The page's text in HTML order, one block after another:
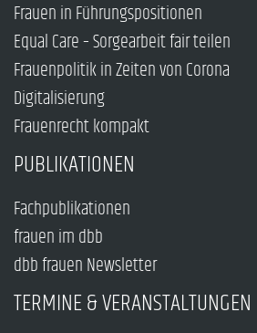
Frauen in Führungspositionen
Equal Care – Sorgearbeit fair teilen
Frauenpolitik in Zeiten von Corona
Digitalisierung
Frauenrecht kompakt
PUBLIKATIONEN
Fachpublikationen
frauen im dbb
dbb frauen Newsletter
TERMINE & VERANSTALTUNGEN